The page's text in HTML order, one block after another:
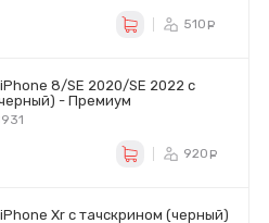
510
8/SE 2020/SE 2022 с
- Премиум
920
Xr с тачскрином (черный)